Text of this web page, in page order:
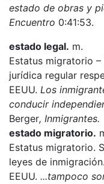
estado de obras y
Encuentro 0:41:53.
estado legal. m.
Estatus migratorio
jurídica regular
EEUU. Los
conducir
Berger, Inmigrantes.
estado migratorio.
Estatus migratorio.
leyes de inmigración.
EEUU. ...tampoco